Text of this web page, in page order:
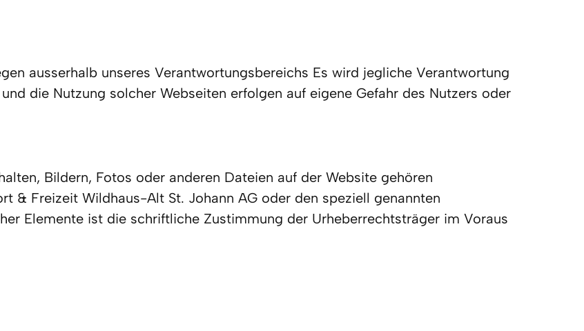
ausserhalb unseres Verantwortungsbereichs Es wird jegliche Verantwortung
die Nutzung solcher Webseiten erfolgen auf eigene Gefahr des Nutzers oder
Bildern, Fotos oder anderen Dateien auf der Website gehören
& Freizeit Wildhaus-Alt St. Johann AG oder den speziell genannten
Elemente ist die schriftliche Zustimmung der Urheberrechtsträger im Voraus